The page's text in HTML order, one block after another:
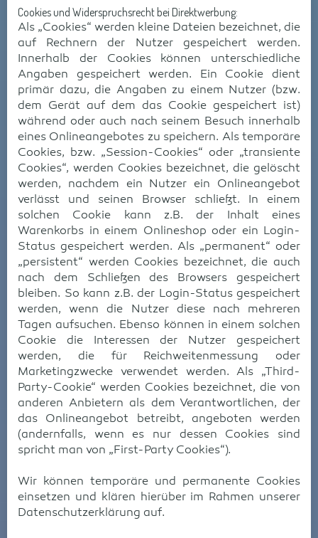
Cookies und Widerspruchsrecht bei Direktwerbung:
Als „Cookies“ werden kleine Dateien bezeichnet, die
auf Rechnern der Nutzer gespeichert werden.
Innerhalb der Cookies können unterschiedliche
Angaben gespeichert werden. Ein Cookie dient
primär dazu, die Angaben zu einem Nutzer (bzw.
dem Gerät auf dem das Cookie gespeichert ist)
während oder auch nach seinem Besuch innerhalb
eines Onlineangebotes zu speichern. Als temporäre
Cookies, bzw. „Session-Cookies“ oder „transiente
Cookies“, werden Cookies bezeichnet, die gelöscht
werden, nachdem ein Nutzer ein Onlineangebot
verlässt und seinen Browser schließt. In einem
solchen Cookie kann z.B. der Inhalt eines
Warenkorbs in einem Onlineshop oder ein Login-
Status gespeichert werden. Als „permanent“ oder
„persistent“ werden Cookies bezeichnet, die auch
nach dem Schließen des Browsers gespeichert
bleiben. So kann z.B. der Login-Status gespeichert
werden, wenn die Nutzer diese nach mehreren
Tagen aufsuchen. Ebenso können in einem solchen
Cookie die Interessen der Nutzer gespeichert
werden, die für Reichweitenmessung oder
Marketingzwecke verwendet werden. Als „Third-
Party-Cookie“ werden Cookies bezeichnet, die von
anderen Anbietern als dem Verantwortlichen, der
das Onlineangebot betreibt, angeboten werden
(andernfalls, wenn es nur dessen Cookies sind
spricht man von „First-Party Cookies“).
Wir können temporäre und permanente Cookies
einsetzen und klären hierüber im Rahmen unserer
Datenschutzerklärung auf.